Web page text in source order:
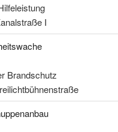
I
Brandschutz